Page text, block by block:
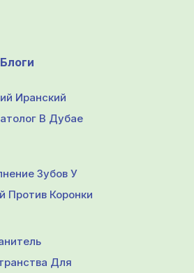
Иранский
В Дубае
Зубов У
Против Коронки
Для